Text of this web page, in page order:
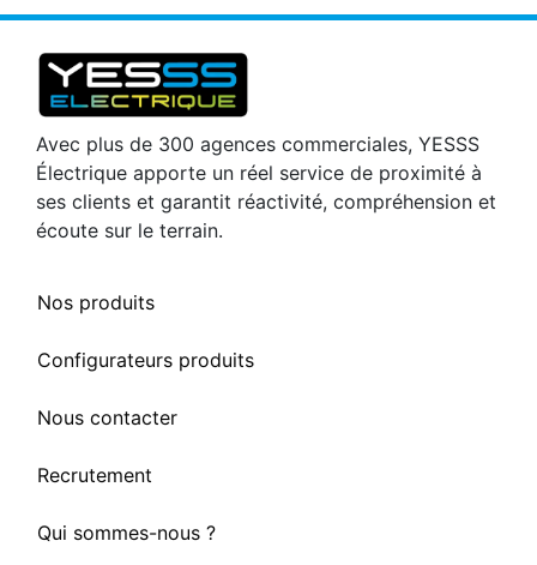
Avec plus de 300 agences commerciales, YESSS
Électrique apporte un réel service de proximité à
ses clients et garantit réactivité, compréhension et
écoute sur le terrain.
Nos produits
Configurateurs produits
Nous contacter
Recrutement
Qui sommes-nous ?